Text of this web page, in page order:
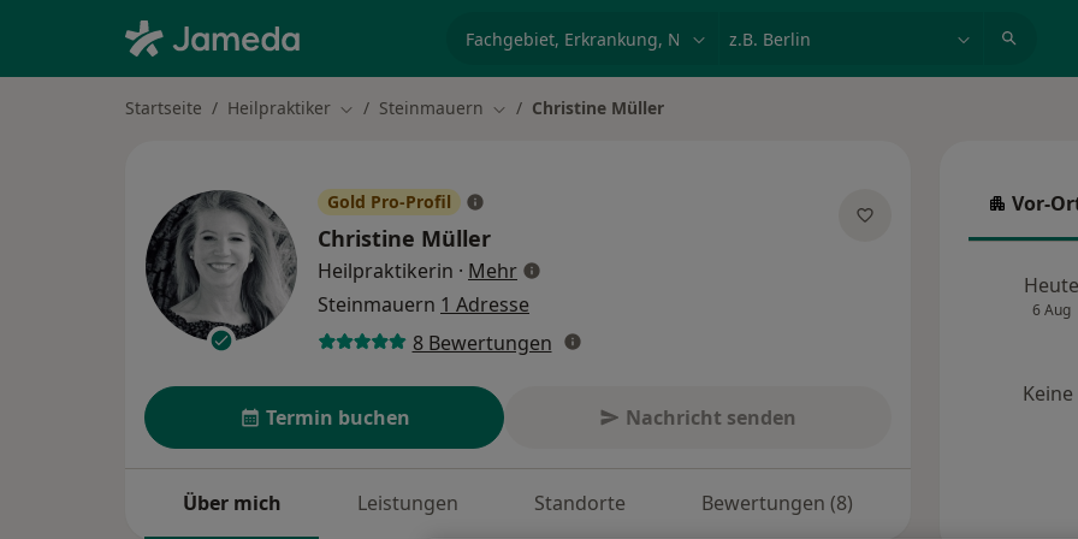
Startseite Heilpraktiker Stadt ändern
Steinmauern Stadt ändern
Christine Müller
Gold Pro-Profil
Christine Müller
Heilpraktikerin · Mehrüber Spezialisierungen
Steinmauern 1 Adresse
8 Bewertungen
Termin buchen Nachricht senden
Über mich Leistungen Standorte Bewertungen (8)
Vor-Vor-
Heute
6 Aug